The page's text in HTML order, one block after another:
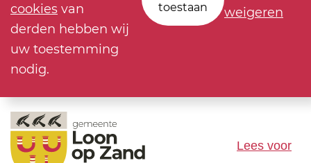
cookies van
derden hebben wij
uw toestemming
nodig.
toestaan
weigeren
Lees voor